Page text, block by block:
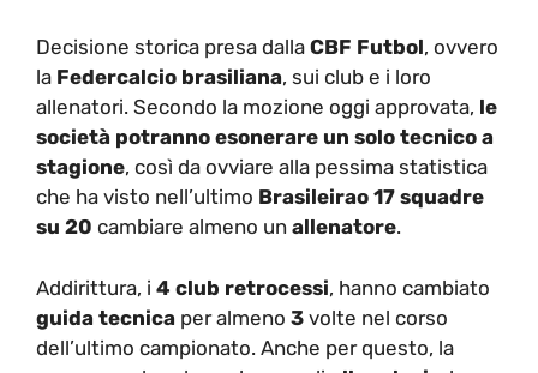
Decisione storica presa dalla CBF Futbol, ovvero
la Federcalcio brasiliana, sui club e i loro
allenatori. Secondo la mozione oggi approvata, le
società potranno esonerare un solo tecnico a
stagione, così da ovviare alla pessima statistica
che ha visto nell’ultimo Brasileirao 17 squadre
su 20 cambiare almeno un allenatore.
Addirittura, i 4 club retrocessi, hanno cambiato
guida tecnica per almeno 3 volte nel corso
dell’ultimo campionato. Anche per questo, la